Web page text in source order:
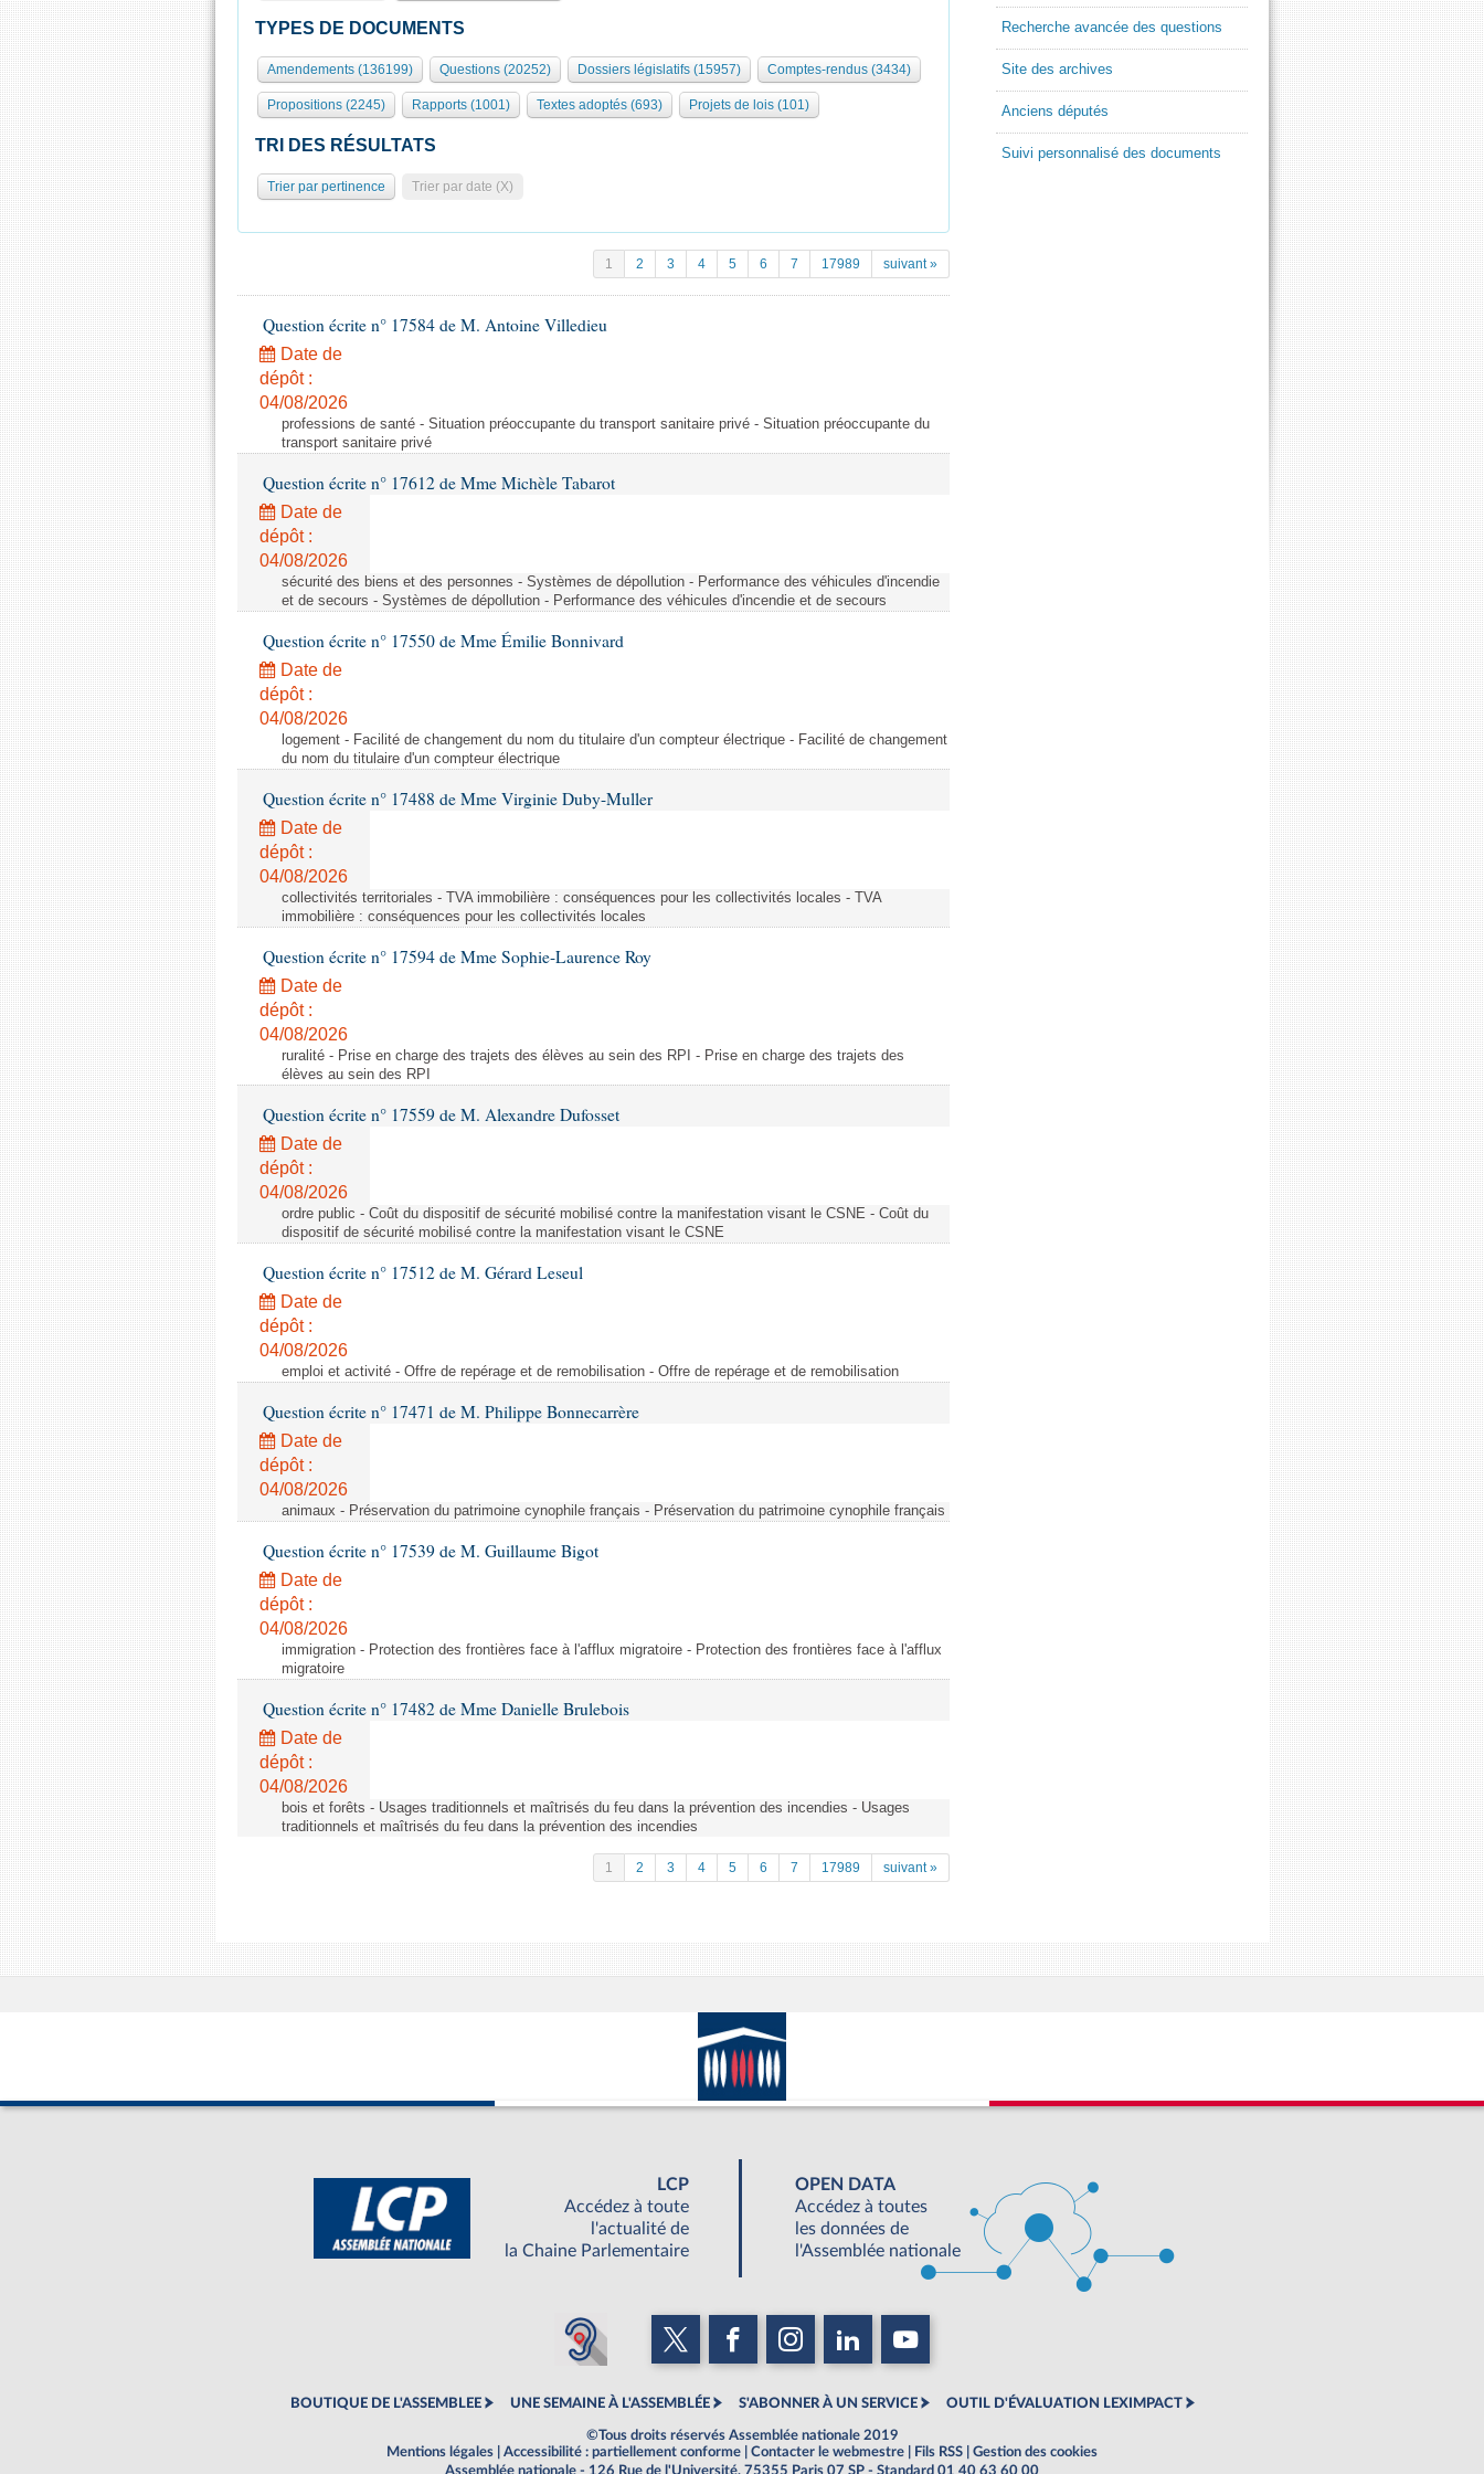
TYPES DE DOCUMENTS
Amendements (136199) Questions (20252) Dossiers législatifs (15957) Comptes-rendus (3434)
Propositions (2245) Rapports (1001) Textes adoptés (693) Projets de lois (101)
TRI DES RÉSULTATS
Trier par pertinence Trier par date (X)
1 2 3 4 5 6 7 17989 suivant »
Question écrite n° 17584 de M. Antoine Villedieu
Date de
dépôt :
04/08/2026
professions de santé - Situation préoccupante du transport sanitaire privé - Situation préoccupante du
transport sanitaire privé
Question écrite n° 17612 de Mme Michèle Tabarot
Date de
dépôt :
04/08/2026
sécurité des biens et des personnes - Systèmes de dépollution - Performance des véhicules d'incendie
et de secours - Systèmes de dépollution - Performance des véhicules d'incendie et de secours
Question écrite n° 17550 de Mme Émilie Bonnivard
Date de
dépôt :
04/08/2026
logement - Facilité de changement du nom du titulaire d'un compteur électrique - Facilité de changement
du nom du titulaire d'un compteur électrique
Question écrite n° 17488 de Mme Virginie Duby-Muller
Date de
dépôt :
04/08/2026
collectivités territoriales - TVA immobilière : conséquences pour les collectivités locales - TVA
immobilière : conséquences pour les collectivités locales
Question écrite n° 17594 de Mme Sophie-Laurence Roy
Date de
dépôt :
04/08/2026
ruralité - Prise en charge des trajets des élèves au sein des RPI - Prise en charge des trajets des
élèves au sein des RPI
Question écrite n° 17559 de M. Alexandre Dufosset
Date de
dépôt :
04/08/2026
ordre public - Coût du dispositif de sécurité mobilisé contre la manifestation visant le CSNE - Coût du
dispositif de sécurité mobilisé contre la manifestation visant le CSNE
Question écrite n° 17512 de M. Gérard Leseul
Date de
dépôt :
04/08/2026
emploi et activité - Offre de repérage et de remobilisation - Offre de repérage et de remobilisation
Question écrite n° 17471 de M. Philippe Bonnecarrère
Date de
dépôt :
04/08/2026
animaux - Préservation du patrimoine cynophile français - Préservation du patrimoine cynophile français
Question écrite n° 17539 de M. Guillaume Bigot
Date de
dépôt :
04/08/2026
immigration - Protection des frontières face à l'afflux migratoire - Protection des frontières face à l'afflux
migratoire
Question écrite n° 17482 de Mme Danielle Brulebois
Date de
dépôt :
04/08/2026
bois et forêts - Usages traditionnels et maîtrisés du feu dans la prévention des incendies - Usages
traditionnels et maîtrisés du feu dans la prévention des incendies
1 2 3 4 5 6 7 17989 suivant »
Recherche avancée des questions
Site des archives
Anciens députés
Suivi personnalisé des documents
LCP
Accédez à toute
l'actualité de
la Chaine Parlementaire
OPEN DATA
Accédez à toutes
les données de
l'Assemblée nationale
BOUTIQUE DE L'ASSEMBLEE UNE SEMAINE À L'ASSEMBLÉE S'ABONNER À UN SERVICE OUTIL D'ÉVALUATION LEXIMPACT
©Tous droits réservés Assemblée nationale 2019
Mentions légales
Accessibilité : partiellement conforme Contacter le webmestre Fils RSS
Gestion des cookies
Assemblée nationale - 126 Rue de l'Université, 75355 Paris 07 SP - Standard 01 40 63 60 00